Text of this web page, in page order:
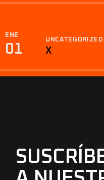
ENE
01
UNCATEGORIZED
X